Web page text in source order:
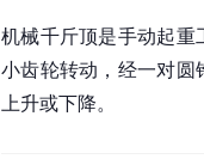
机械千斤顶是手动起重
小齿轮转动，经一对圆
上升或下降。